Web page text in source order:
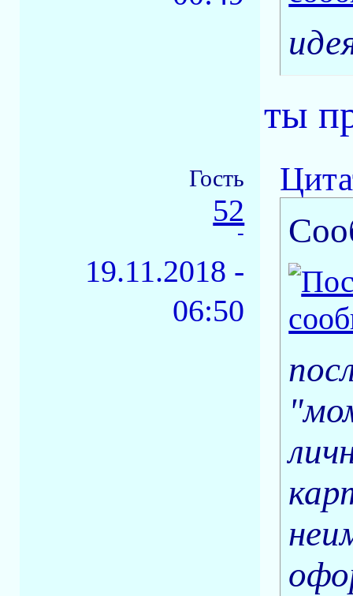
ты
Гость
52
-
19.11.2018 -
06:50